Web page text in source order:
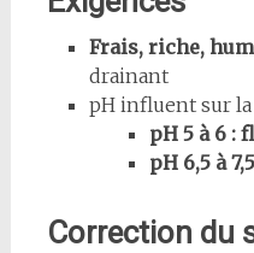
Frais, riche,
drainant
pH influent sur la
pH 5 à 6 :
pH 6,5 à
Correction du